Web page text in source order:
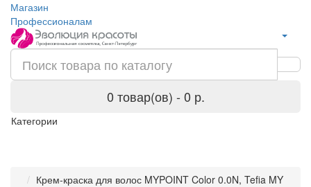
Магазин
Профессионалам
0 товар(ов) - 0 р.
Категории
Крем-краска для волос MYPOINT Color 0.0N, Tefia MY